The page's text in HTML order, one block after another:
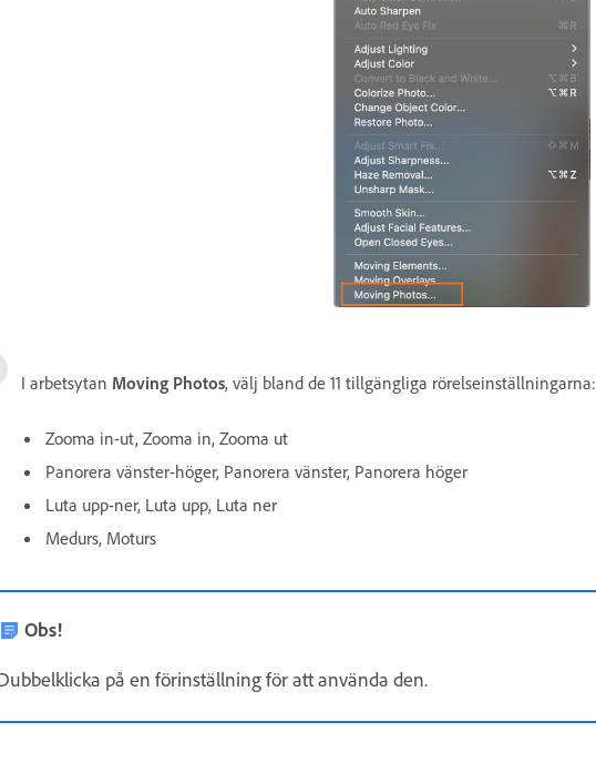
I arbetsytan Moving Photos, välj bland de 11 tillgängliga rörelseinställningarna:
Zooma in-ut, Zooma in, Zooma ut
Panorera vänster-höger, Panorera vänster, Panorera höger
Luta upp-ner, Luta upp, Luta ner
Medurs, Moturs
Obs!
på en förinställning för att använda den.